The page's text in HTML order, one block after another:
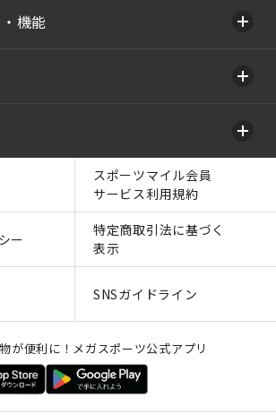
機能
スポーツマイル会員
サービス利用規約
ー
特定商取引法に基づく
表示
SNSガイドライン
が便利に！メガスポーツ公式アプリ